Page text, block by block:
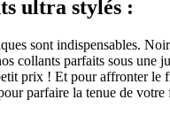
ultra stylés :
sont indispensables.
collants parfaits sous une
prix ! Et pour affronter le
parfaire la tenue de